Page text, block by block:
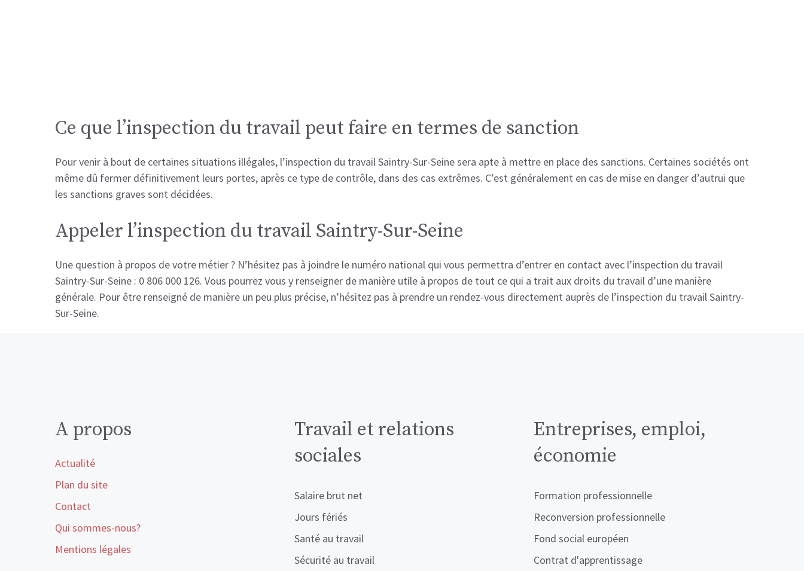
Ce que l’inspection du travail peut faire en termes de sanction
Pour venir à bout de certaines situations illégales, l’inspection du travail Saintry-Sur-Seine sera apte à mettre en place des sanctions. Certaines sociétés ont
même dû fermer définitivement leurs portes, après ce type de contrôle, dans des cas extrêmes. C’est généralement en cas de mise en danger d’autrui que
les sanctions graves sont décidées.
Appeler l’inspection du travail Saintry-Sur-Seine
Une question à propos de votre métier ? N’hésitez pas à joindre le numéro national qui vous permettra d’entrer en contact avec l’inspection du travail
Saintry-Sur-Seine : 0 806 000 126. Vous pourrez vous y renseigner de manière utile à propos de tout ce qui a trait aux droits du travail d’une manière
générale. Pour être renseigné de manière un peu plus précise, n’hésitez pas à prendre un rendez-vous directement auprès de l’inspection du travail Saintry-
Sur-Seine.
A propos
Actualité
Plan du site
Contact
Qui sommes-nous?
Mentions légales
Travail et relations
sociales
Salaire brut net
Jours fériés
Santé au travail
Sécurité au travail
Entreprises, emploi,
économie
Formation professionnelle
Reconversion professionnelle
Fond social européen
Contrat d'apprentissage